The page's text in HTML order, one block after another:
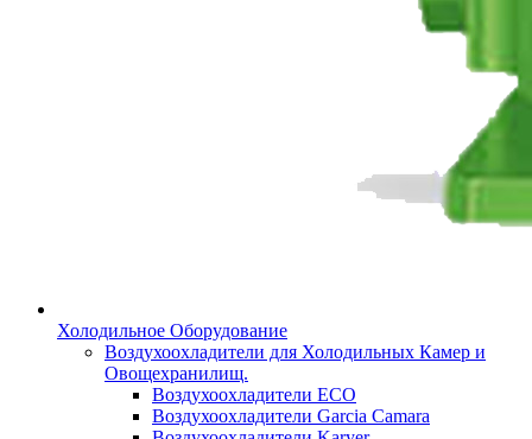
Холодильное Оборудование
Воздухоохладители для Холодильных Камер и
Овощехранилищ.
Воздухоохладители ECO
Воздухоохладители Garcia Camara